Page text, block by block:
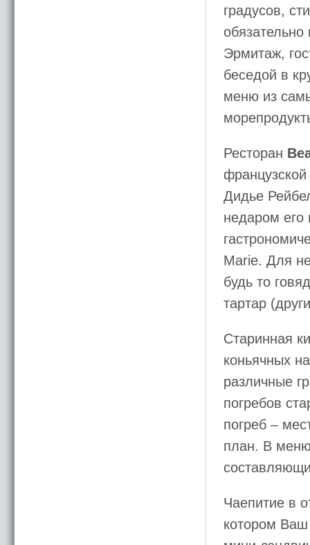
градусов,
Эрмитаж,
беседой в
меню из
Ресторан
Дидье
недаром его
Marie. Для
будь то
тартар
Старинная
коньячных
различные
погребов
погреб –
план. В
Чаепитие в
котором Ваш